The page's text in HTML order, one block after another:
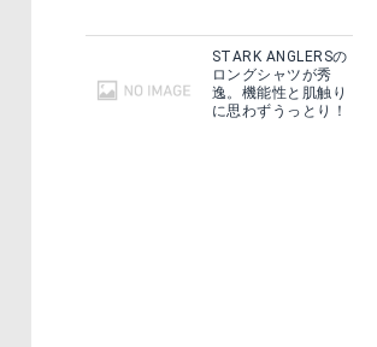
STARK ANGLERSの
ロングシャツが秀
逸。機能性と肌触り
に思わずうっとり！